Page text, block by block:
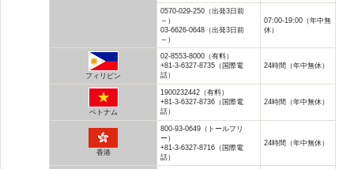
0570-029-250（出発3日前
～）
03-6626-0648（出発3日前
～）
07:00-19:00（年中無
休）
フィリピン
02-8553-8000（有料）
+81-3-6327-8735（国際電
話）
24時間（年中無休）
ベトナム
1900232442（有料）
+81-3-6327-8736（国際電
話）
24時間（年中無休）
香港
800-93-0649（トールフリ
ー）
+81-3-6327-8716（国際電
話）
24時間（年中無休）